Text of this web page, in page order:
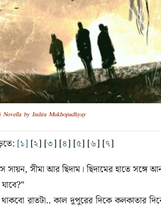
Novella by Indira Mukhopadhyay
[১] [২] [৩] [৪] [৫] [৬] [৭]
সায়ন, সীমা আর ছিদাম। ছিদামের হাতে সঙ্গে
রাতটা.. কাল দুপুরের দিকে কলকাতার